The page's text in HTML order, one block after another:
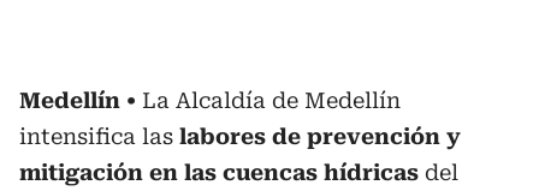
Medellín
La Alcaldía de Medellín
intensifica las labores de prevención y
mitigación en las cuencas hídricas del